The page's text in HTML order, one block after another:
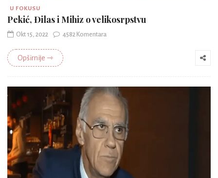
U FOKUSU
Pekić, Đilas i Mihiz o velikosrpstvu
Okt 15, 2022 4582 Komentara
Opširnije ⇾